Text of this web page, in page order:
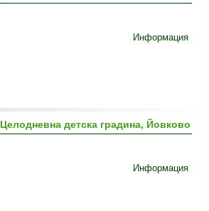
Информация
Целодневна детска градина, Йовково
Информация